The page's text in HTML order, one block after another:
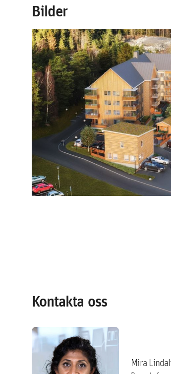
Bilder
Kontakta oss
Mira